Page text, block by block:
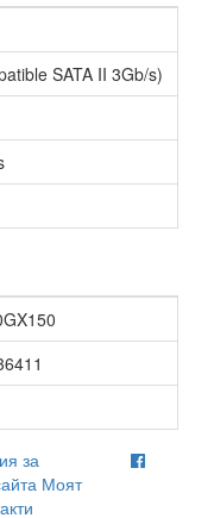
SATA II 3Gb/s)
за
Моят